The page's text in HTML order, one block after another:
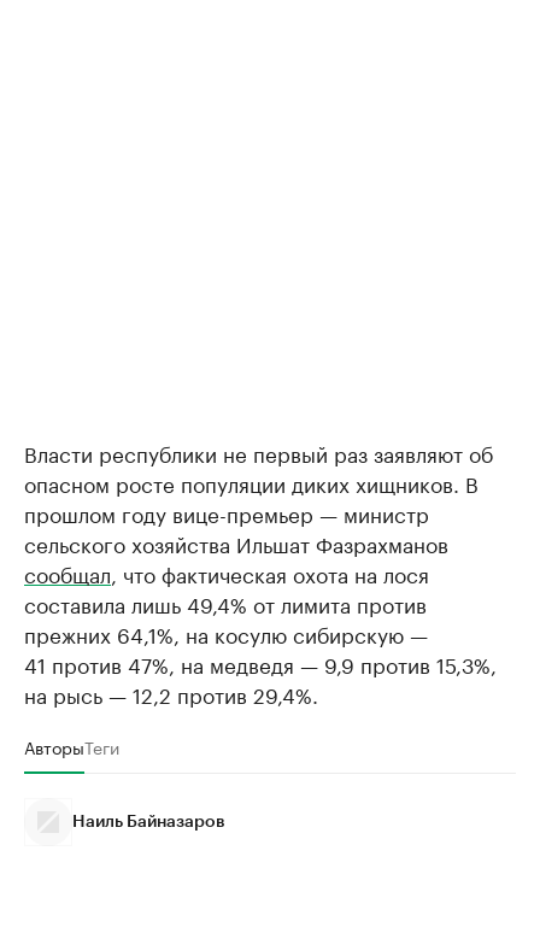
Власти республики не первый раз заявляют об
опасном росте популяции диких хищников. В
прошлом году вице-премьер — министр
сельского хозяйства Ильшат Фазрахманов
сообщал , что фактическая охота на лося
составила лишь 49,4% от лимита против
прежних 64,1%, на косулю сибирскую —
41 против 47%, на медведя — 9,9 против 15,3%,
на рысь — 12,2 против 29,4%.
АвторыТеги
Наиль Байназаров